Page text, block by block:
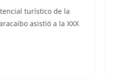
turístico de la
asistió a la XXX